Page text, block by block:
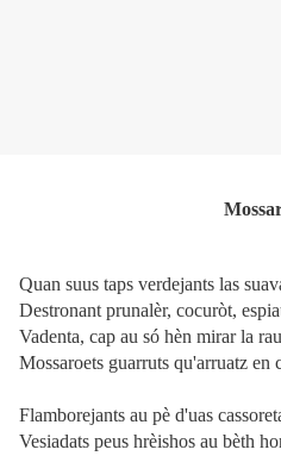
Quan suus taps verdejants las
Destronant prunalèr, cocuròt,
Vadenta, cap au só hèn mirar la
Mossaroets guarruts qu'arruatz en
Flamborejants au pè d'uas
Vesiadats peus hrèishos au bèth